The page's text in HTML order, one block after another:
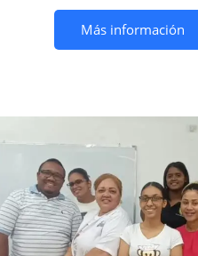
Más información